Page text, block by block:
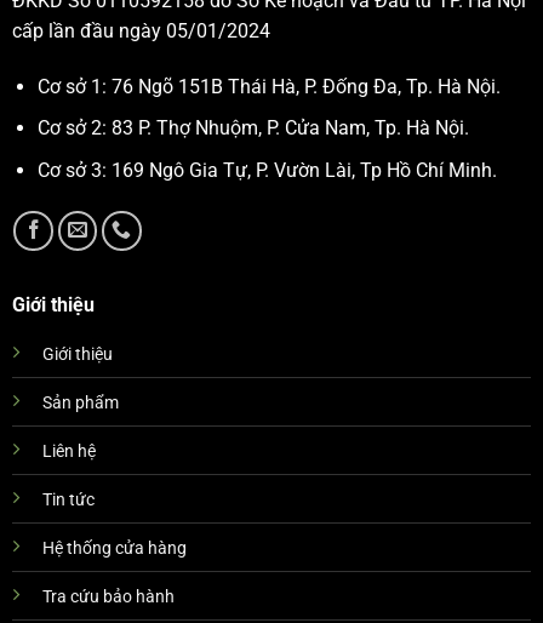
cấp lần đầu ngày 05/01/2024
Cơ sở 1: 76 Ngõ 151B Thái Hà, P. Đống Đa, Tp. Hà Nội.
Cơ sở 2: 83 P. Thợ Nhuộm, P. Cửa Nam, Tp. Hà Nội.
Cơ sở 3: 169 Ngô Gia Tự, P. Vườn Lài, Tp Hồ Chí Minh.
Giới thiệu
Giới thiệu
Sản phẩm
Liên hệ
Tin tức
Hệ thống cửa hàng
Tra cứu bảo hành